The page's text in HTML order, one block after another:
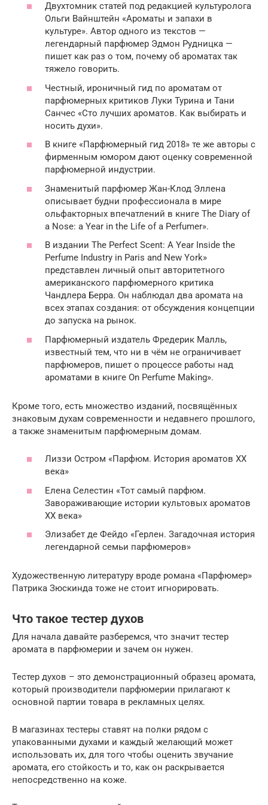
Двухтомник статей под редакцией культуролога
Ольги Вайнштейн «Ароматы и запахи в
культуре». Автор одного из текстов —
легендарный парфюмер Эдмон Рудницка —
пишет как раз о том, почему об ароматах так
тяжело говорить.
Честный, ироничный гид по ароматам от
парфюмерных критиков Луки Турина и Тани
Санчес «Сто лучших ароматов. Как выбирать и
носить духи».
В книге «Парфюмерный гид 2018» те же авторы с
фирменным юмором дают оценку современной
парфюмерной индустрии.
Знаменитый парфюмер Жан-Клод Эллена
описывает будни профессионала в мире
ольфакторных впечатлений в книге The Diary of
a Nose: a Year in the Life of a Perfumer».
В издании The Perfect Scent: A Year Inside the
Perfume Industry in Paris and New York»
представлен личный опыт авторитетного
американского парфюмерного критика
Чандлера Берра. Он наблюдал два аромата на
всех этапах создания: от обсуждения концепции
до запуска на рынок.
Парфюмерный издатель Фредерик Малль,
известный тем, что ни в чём не ограничивает
парфюмеров, пишет о процессе работы над
ароматами в книге On Perfume Making».
Кроме того, есть множество изданий, посвящённых
знаковым духам современности и недавнего прошлого,
а также знаменитым парфюмерным домам.
Лиззи Остром «Парфюм. История ароматов ХХ
века»
Елена Селестин «Тот самый парфюм.
Завораживающие истории культовых ароматов
XX века»
Элизабет де Фейдо «Герлен. Загадочная история
легендарной семьи парфюмеров»
Художественную литературу вроде романа «Парфюмер»
Патрика Зюскинда тоже не стоит игнорировать.
Что такое тестер духов
Для начала давайте разберемся, что значит тестер
аромата в парфюмерии и зачем он нужен.
Тестер духов – это демонстрационный образец аромата,
который производители парфюмерии прилагают к
основной партии товара в рекламных целях.
В магазинах тестеры ставят на полки рядом с
упакованными духами и каждый желающий может
использовать их, для того чтобы оценить звучание
аромата, его стойкость и то, как он раскрывается
непосредственно на коже.